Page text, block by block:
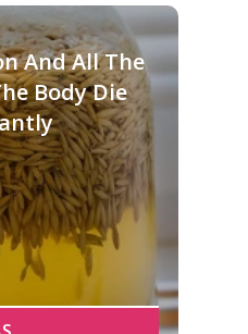
And All The
Body Die